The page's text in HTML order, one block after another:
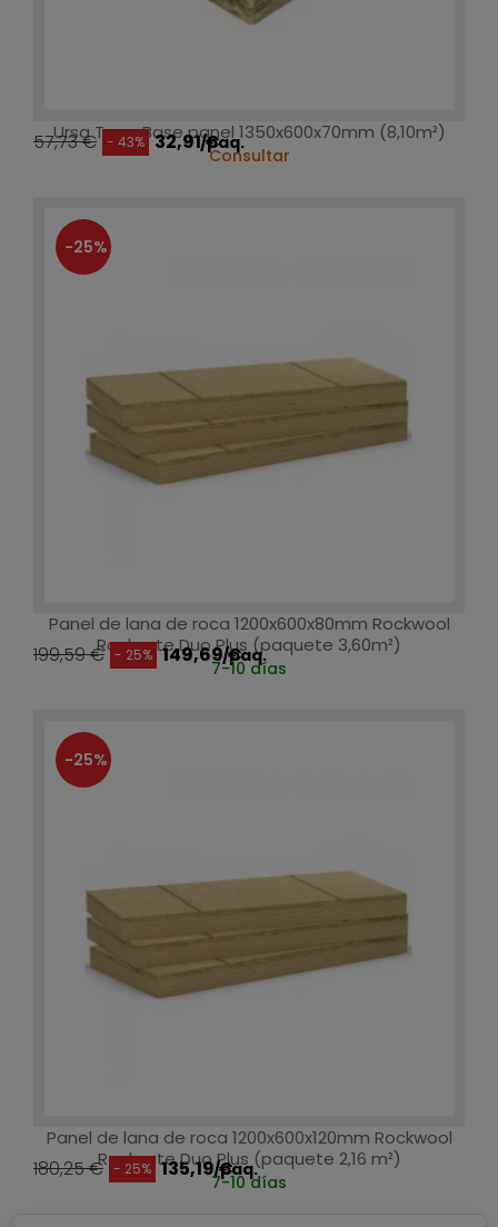
Ursa Terra Base panel 1350x600x70mm (8,10m²)
57,73 € - 43% 32,91 €/paq.
Consultar
-25%
Panel de lana de roca 1200x600x80mm Rockwool
Rocksate Duo Plus (paquete 3,60m²)
199,59 € - 25% 149,69 €/paq.
7-10 días
-25%
Panel de lana de roca 1200x600x120mm Rockwool
Rocksate Duo Plus (paquete 2,16 m²)
180,25 € - 25% 135,19 €/paq.
7-10 días